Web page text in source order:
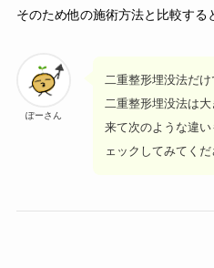
そのため他の施術方法と比較する
ぽーさん
二重整形埋没法だ
二重整形埋没法は
来て次のような違
ェックしてみてくだ